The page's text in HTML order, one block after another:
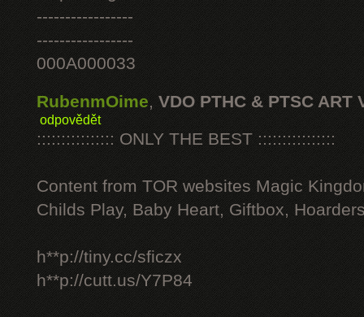
-----------------
-----------------
000A000033
RubenmOime, VDO PTHC & PTSC ART
odpovědět
:::::::::::::::: ONLY THE BEST ::::::::::::::::
Content from TOR websites Magic
Childs Play, Baby Heart, Giftbox,
h**p://tiny.cc/sficzx
h**p://cutt.us/Y7P84